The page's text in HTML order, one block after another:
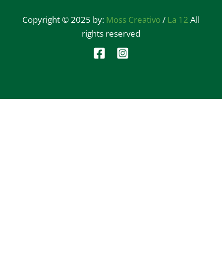
Copyright © 2025 by: Moss Creativo/ La 12 All
rights reserved